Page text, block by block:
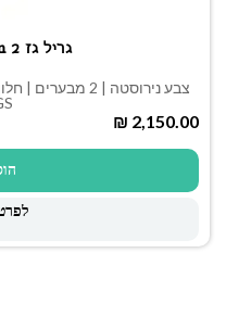
גריל גז Caesar Rubicon 2
צבע נירוסטה | 2
₪